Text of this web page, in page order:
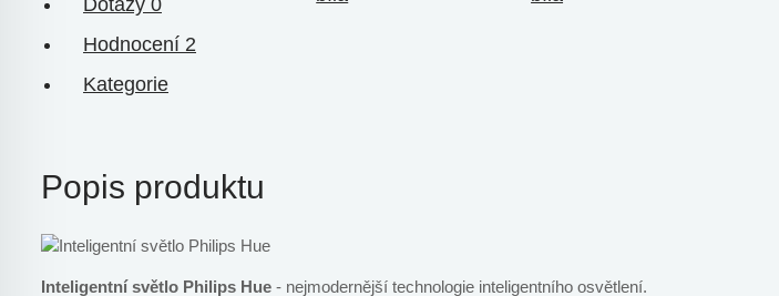
Dotazy 0
Hodnocení 2
Kategorie
Popis produktu
Inteligentní světlo Philips Hue - nejmodernější technologie inteligentního osvětlení.